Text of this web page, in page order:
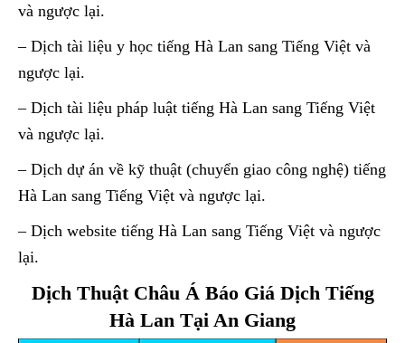
và ngược lại.
– Dịch tài liệu y học tiếng Hà Lan sang Tiếng Việt và
ngược lại.
– Dịch tài liệu pháp luật tiếng Hà Lan sang Tiếng Việt
và ngược lại.
– Dịch dự án về kỹ thuật (chuyển giao công nghệ) tiếng
Hà Lan sang Tiếng Việt và ngược lại.
– Dịch website tiếng Hà Lan sang Tiếng Việt và ngược
lại.
Dịch Thuật Châu Á Báo Giá Dịch Tiếng
Hà Lan Tại An Giang